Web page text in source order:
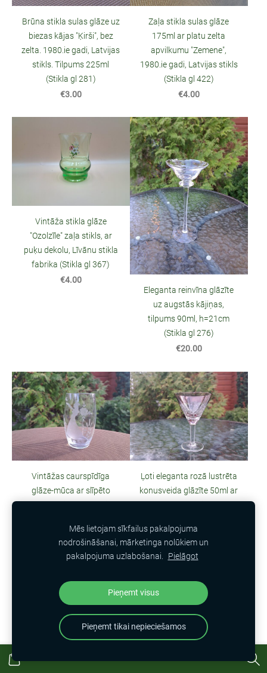
Brūna stikla sulas glāze uz
biezas kājas "Ķirši", bez
zelta. 1980.ie gadi, Latvijas
stikls. Tilpums 225ml
(Stikla gl 281)
€3.00
Zaļa stikla sulas glāze
175ml ar platu zelta
apvilkumu "Zemene",
1980.ie gadi, Latvijas stikls
(Stikla gl 422)
€4.00
Vintāža stikla glāze
"Ozolzīle" zaļa stikls, ar
puķu dekolu, Līvānu stikla
fabrika (Stikla gl 367)
€4.00
Eleganta reinvīna glāzīte
uz augstās kājiņas,
tilpums 90ml, h=21cm
(Stikla gl 276)
€20.00
Vintāžas caurspīdīga
glāze-mūca ar slīpēto
€10.00
Ļoti eleganta rozā lustrēta
konusveida glāzīte 50ml ar
nepilnība (Stikla gl 264)
Mēs lietojam sīkfailus pakalpojuma
nodrošināšanai, mārketinga nolūkiem un
pakalpojuma uzlabošanai. Pielāgot
Pieņemt visus
Pieņemt tikai nepieciešamos